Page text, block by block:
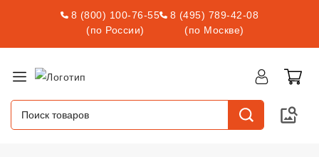
8 (800) 100-76-55
(по России)
8 (495) 789-42-08
(по Москве)